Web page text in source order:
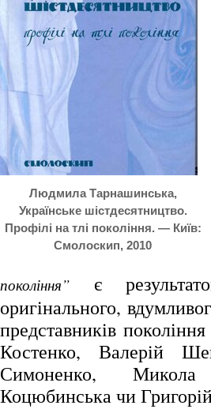
Людмила Тарнашинська,
Українське шістдесятництво.
Профілі на тлі покоління. — Київ:
Смолоскип, 2010
покоління”
є
оригінального,
представників
Костенко, Валерій
Симоненко, Микола
Коцюбинська чи